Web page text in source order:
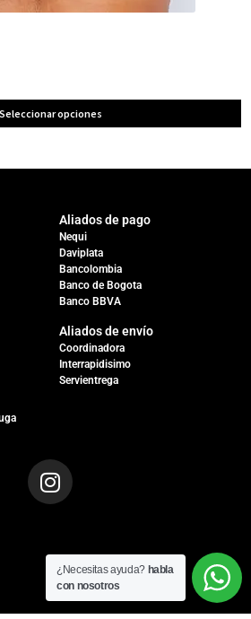
Seleccionar opciones
Aliados de pago
Nequi
Daviplata
Bancolombia
Banco de Bogota
Banco BBVA
Aliados de envío
Coordinadora
Interrapidisimo
Servientrega
¿Necesitas ayuda? habla
con nosotros